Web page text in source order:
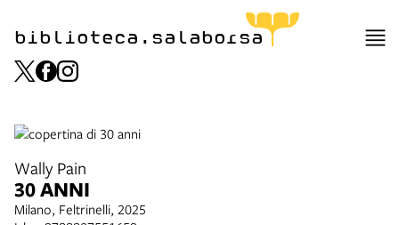
biblioteca.salaborsa
Wally Pain
30 ANNI
Milano, Feltrinelli, 2025